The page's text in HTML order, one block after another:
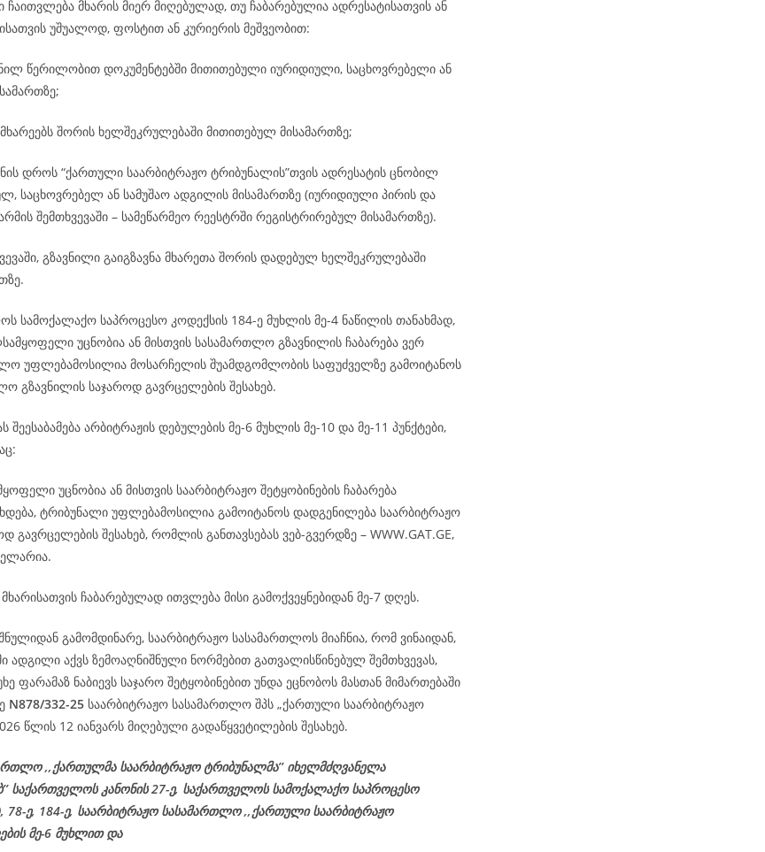
ჩაითვლება მხარის მიერ მიღებულად, თუ ჩაბარებულია ადრესატისათვის ან
უშუალოდ, ფოსტით ან კურიერის მეშვეობით:
წერილობით დოკუმენტებში მითითებული იურიდიული, საცხოვრებელი ან
შორის ხელშეკრულებაში მითითებულ მისამართზე;
დროს “ქართული საარბიტრაჟო ტრიბუნალის”თვის ადრესატის ცნობილ
საცხოვრებელ ან სამუშაო ადგილის მისამართზე (იურიდიული პირის და
შემთხვევაში – სამეწარმეო რეესტრში რეგისტრირებულ მისამართზე).
გზავნილი გაიგზავნა მხარეთა შორის დადებულ ხელშეკრულებაში
სამოქალაქო საპროცესო კოდექსის 184-ე მუხლის მე-4 ნაწილის თანახმად,
უცნობია ან მისთვის სასამართლო გზავნილის ჩაბარება ვერ
უფლებამოსილია მოსარჩელის შუამდგომლობის საფუძველზე გამოიტანოს
გზავნილის საჯაროდ გავრცელების შესახებ.
არბიტრაჟის დებულების მე-6 მუხლის მე-10 და მე-11 პუნქტები,
უცნობია ან მისთვის საარბიტრაჟო შეტყობინების ჩაბარება
ტრიბუნალი უფლებამოსილია გამოიტანოს დადგენილება საარბიტრაჟო
გავრცელების შესახებ, რომლის განთავსებას ვებ-გვერდზე – WWW.GAT.GE,
ჩაბარებულად ითვლება მისი გამოქვეყნებიდან მე-7 დღეს.
გამომდინარე, საარბიტრაჟო სასამართლოს მიაჩნია, რომ ვინაიდან,
ადგილი აქვს ზემოაღნიშნული ნორმებით გათვალისწინებულ შემთხვევას,
ფარამაზ ნაბიევს საჯარო შეტყობინებით უნდა ეცნობოს მასთან მიმართებაში
N878/332-25 საარბიტრაჟო სასამართლო შპს „ქართული საარბიტრაჟო
წლის 12 იანვარს მიღებული გადაწყვეტილების შესახებ.
,,ქართულმა საარბიტრაჟო ტრიბუნალმა’’ იხელმძღვანელა
საქართველოს კანონის 27-ე, საქართველოს სამოქალაქო საპროცესო
78-ე, 184-ე, საარბიტრაჟო სასამართლო ,,ქართული საარბიტრაჟო
მე-6 მუხლით და